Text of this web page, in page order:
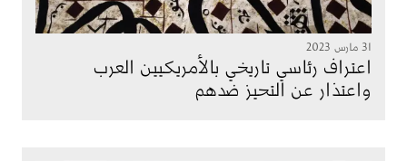
31 مارس 2023
اعتراف رئاسي تاريخي بالأمريكيين العرب
واعتذار عن التحيز ضدهم